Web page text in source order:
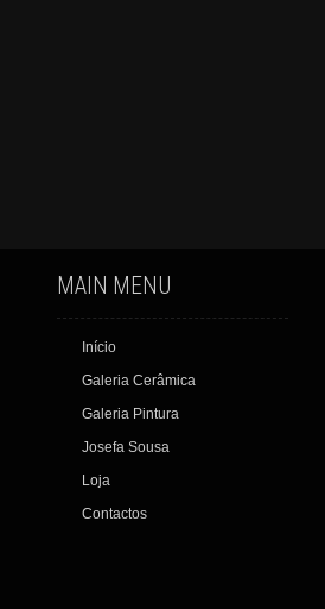
MAIN MENU
Início
Galeria Cerâmica
Galeria Pintura
Josefa Sousa
Loja
Contactos